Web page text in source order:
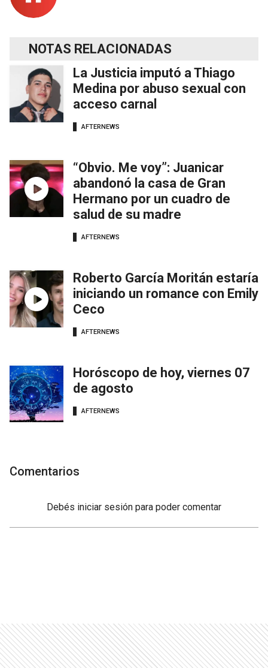
NOTAS RELACIONADAS
La Justicia imputó a Thiago
Medina por abuso sexual con
acceso carnal
AFTERNEWS
“Obvio. Me voy”: Juanicar
abandonó la casa de Gran
Hermano por un cuadro de
salud de su madre
AFTERNEWS
Roberto García Moritán estaría
iniciando un romance con Emily
Ceco
AFTERNEWS
Horóscopo de hoy, viernes 07
de agosto
AFTERNEWS
Comentarios
Debés iniciar sesión para poder comentar